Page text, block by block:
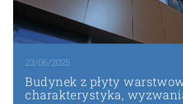
23/06/2025
Budynek z płyty
charakterystyka,